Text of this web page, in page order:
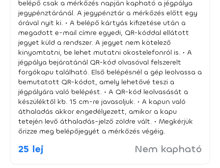
leolvasását a készüléktől kb. 15 cm-re javasoljuk. • A kapun
való áthaladás akkor engedélyezett, amikor a kapu
tetején levő áthaladás-jelző zöldre vált. • Megkérjük őrizze
meg belépőjegyét a mérkőzés végéig. ⚫ VENDÉG
SZEKTOROS BELÉPTETÉS – JEGYINFORMÁCIÓK ⚫ • A
vendégszektorba szóló belépők csak online (https://in-
time.hu/b/gyhk vagy In-Time applikáció) vásárolhatók meg
a mérkőzést megelőző napig. A mérkőzés napján nem
árúsítunk vendég belépőt! • A vendégcsapat szurkolói
számára a jégpályára való bejutást külön bejáraton
biztosítjuk, a jégpálya oldalsó bejáratánál (a ballonpálya
felől). • A vendégszektorba szóló belépővel a mérkőzés
során csak ezen útvonalon lehet belépni és elhagyni a
jégpályát. • A belépő kártyás kifizetése után a megadott
rendszer. • Az online vásárolt jegyet nem kötelező
belépő csak a mérkőzés napján kapható a jégpálya
jegypénztáránál. A jegypénztár a mérkőzés előtt egy
órával nyit ki. • A belépő kártyás kifizetése után a
megadott e-mail címre egyedi, QR-kóddal ellátott
jegyet küld a rendszer. A jegyet nem kötelező
kinyomtatni, be lehet mutatni okostelefonról is. • A
jégpálya bejáratánál QR-kód olvasóval felszerelt
forgókapu található. Első belépésnél a gép leolvassa a
bemutatott QR-kódot, amely lehetővé teszi a
jégpályára való belépést. • A QR-kód leolvasását a
készüléktől kb. 15 cm-re javasoljuk. • A kapun való
áthaladás akkor engedélyezett, amikor a kapu
tetején levő áthaladás-jelző zöldre vált. • Megkérjük
őrizze meg belépőjegyét a mérkőzés végéig.
25 lej Nem kapható